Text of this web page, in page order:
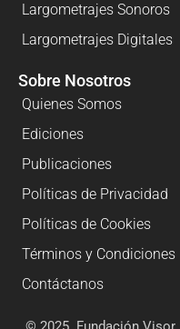
Largometrajes Sonoros
Largometrajes Digitales
Sobre Nosotros
Quienes Somos
Ediciones
Publicaciones
Políticas de Privacidad
Políticas de Cookies
Términos y Condiciones
Contáctanos